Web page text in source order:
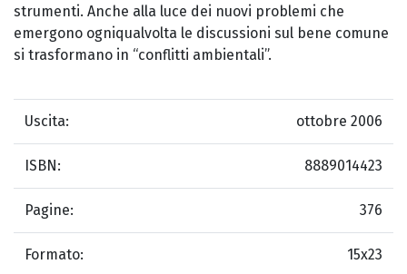
strumenti. Anche alla luce dei nuovi problemi che
emergono ogniqualvolta le discussioni sul bene comune
si trasformano in “conflitti ambientali”.
Uscita: ottobre 2006
ISBN: 8889014423
Pagine: 376
Formato: 15x23